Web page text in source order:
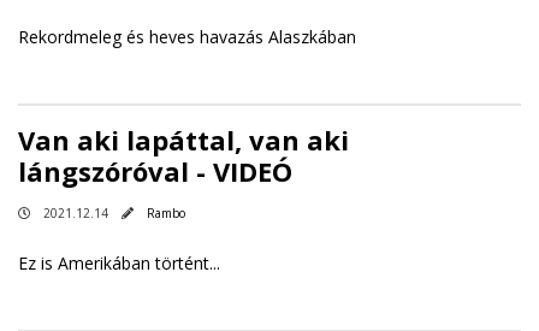
Rekordmeleg és heves havazás Alaszkában
Van aki lapáttal, van aki
lángszóróval - VIDEÓ
2021.12.14 Rambo
Ez is Amerikában történt...